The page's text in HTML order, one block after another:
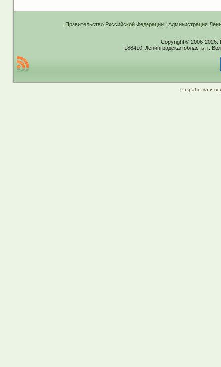
Правительство Российской Федерации| Администрация
Copyright © 2006-2026.
188410, Ленинградская область, г.
Разработка и